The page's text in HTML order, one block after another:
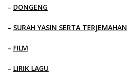
– DONGENG
– SURAH YASIN SERTA TERJEMAHAN
– FILM
– LIRIK LAGU